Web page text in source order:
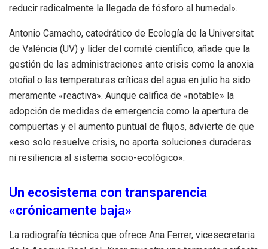
reducir radicalmente la llegada de fósforo al humedal».
Antonio Camacho, catedrático de Ecología de la Universitat
de Valéncia (UV) y líder del comité científico, añade que la
gestión de las administraciones ante crisis como la anoxia
otoñal o las temperaturas críticas del agua en julio ha sido
meramente «reactiva». Aunque califica de «notable» la
adopción de medidas de emergencia como la apertura de
compuertas y el aumento puntual de flujos, advierte de que
«eso solo resuelve crisis, no aporta soluciones duraderas
ni resiliencia al sistema socio-ecológico».
Un ecosistema con transparencia
«crónicamente baja»
La radiografía técnica que ofrece Ana Ferrer, vicesecretaria